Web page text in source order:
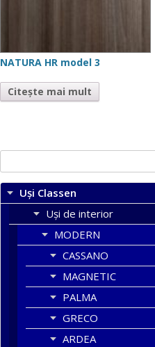
NATURA HR model 3
Citește mai mult
după:
Uși Classen
Uși de interior
MODERN
CASSANO
MAGNETIC
PALMA
GRECO
ARDEA